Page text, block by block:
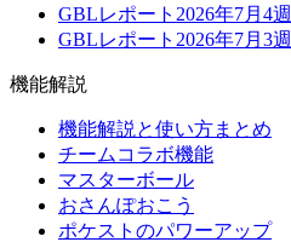
GBLレポート2026年7月4週
GBLレポート2026年7月3週
機能解説
機能解説と使い方まとめ
チームコラボ機能
マスターボール
おさんぽおこう
ポケストのパワーアップ